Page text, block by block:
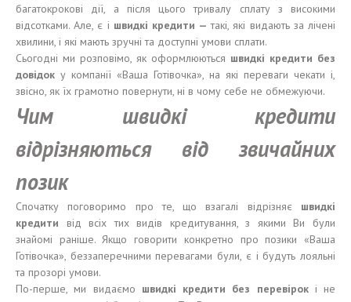
багатокрокові дії, а після цього тривалу сплату з високими
відсотками. Але, є і швидкі кредити —такі, які видають за лічені
хвилини, і які мають зручні та доступні умови сплати.
Сьогодні ми розповімо, як оформлюються швидкі кредити без
довідок у компанії «Ваша Готівочка», на які переваги чекати і,
звісно, як їх грамотно повернути, ні в чому себе не обмежуючи.
Чим швидкі
кредити
відрізняються від звичайних
позик
Спочатку поговоримо про те, що взагалі відрізняє швидкі
кредити від всіх тих видів кредитування, з якими Ви були
знайомі раніше. Якщо говорити конкретно про позики «Ваша
Готівочка», беззаперечними перевагами були, є і будуть лояльні
та прозорі умови.
По-перше, ми видаємо швидкі кредити без перевірок і не